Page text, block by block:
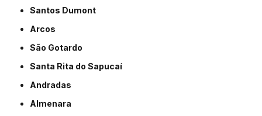
Santos Dumont
Arcos
São Gotardo
Santa Rita do Sapucaí
Andradas
Almenara